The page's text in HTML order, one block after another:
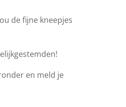
de fijne kneepjes
en meld je